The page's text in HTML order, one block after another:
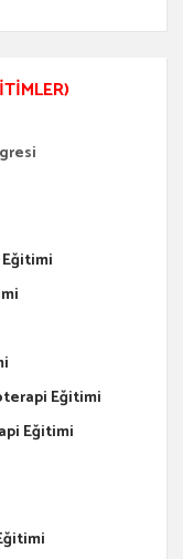
Eğitimi
Eğitimi